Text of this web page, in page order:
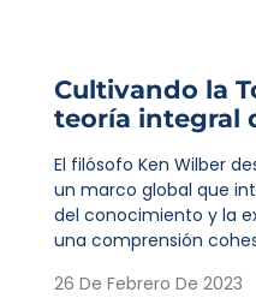
Cultivando la
teoría integral
El filósofo Ken Wilber
un marco global que
del conocimiento y la
una comprensión
26 De Febrero De 2023